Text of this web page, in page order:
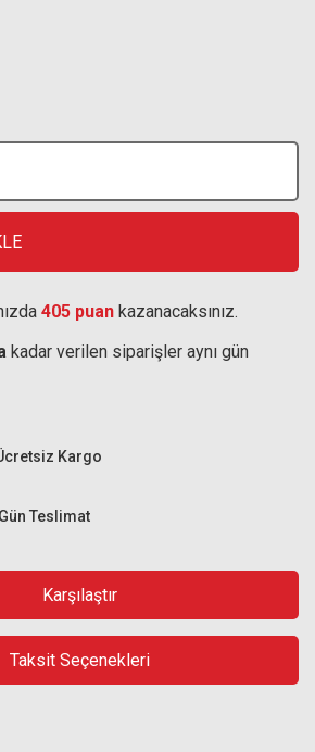
405 puan kazanacaksınız.
kadar verilen siparişler aynı gün
Teslimat
Kargo
Karşılaştır
Taksit Seçenekleri